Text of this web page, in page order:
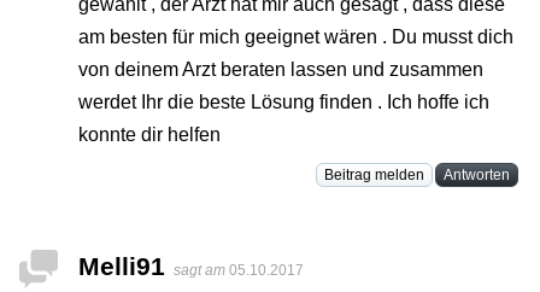
gewählt , der Arzt hat mir auch gesagt , dass diese
am besten für mich geeignet wären . Du musst dich
von deinem Arzt beraten lassen und zusammen
werdet Ihr die beste Lösung finden . Ich hoffe ich
konnte dir helfen
Beitrag melden Antworten
Melli91 sagt am 05.10.2017